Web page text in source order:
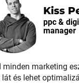
Kiss
ppc &
manager
minden marketing
lát és lehet